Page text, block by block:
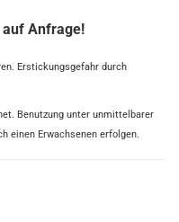
Anfrage!
Erstickungsgefahr durch
Benutzung unter unmittelbarer
einen Erwachsenen erfolgen.